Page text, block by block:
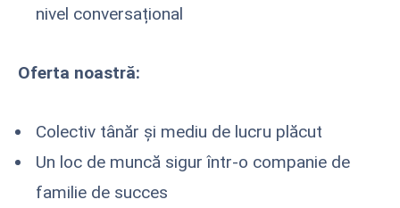
nivel conversațional
Oferta noastră:
Colectiv tânăr și mediu de lucru plăcut
Un loc de muncă sigur într-o companie de
familie de succes